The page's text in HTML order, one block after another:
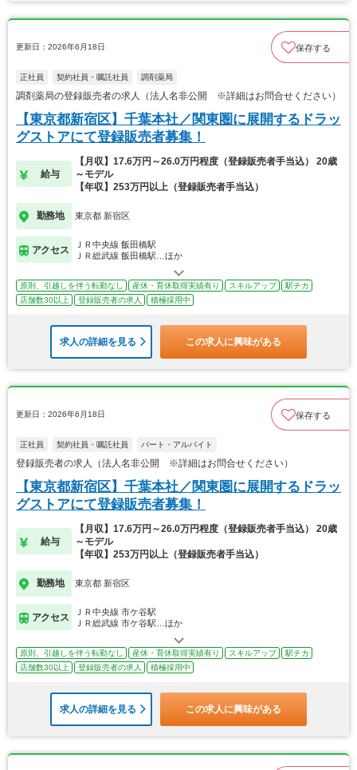
更新日：2026年6月18日 保存する
正社員 契約社員・嘱託社員 調剤薬局
調剤薬局の登録販売者の求人（法人名非公開 ※詳細はお問合せください）
【東京都新宿区】千葉本社／関東圏に展開するドラッ
グストアにて登録販売者募集！
給与
【月収】17.6万円～26.0万円程度（登録販売者手当込） 20歳
～モデル
【年収】253万円以上（登録販売者手当込）
勤務地 東京都 新宿区
アクセス
ＪＲ中央線 飯田橋駅
ＪＲ総武線 飯田橋駅…ほか
原則、引越しを伴う転勤なし 産休・育休取得実績有り スキルアップ
駅チカ
店舗数30以上
登録販売者の求人 積極採用中
求人の詳細を見る この求人に興味がある
更新日：2026年6月18日 保存する
正社員 契約社員・嘱託社員 パート・アルバイト
登録販売者の求人（法人名非公開 ※詳細はお問合せください）
【東京都新宿区】千葉本社／関東圏に展開するドラッ
グストアにて登録販売者募集！
給与
【月収】17.6万円～26.0万円程度（登録販売者手当込） 20歳
～モデル
【年収】253万円以上（登録販売者手当込）
勤務地 東京都 新宿区
アクセス
ＪＲ中央線 市ケ谷駅
ＪＲ総武線 市ケ谷駅…ほか
原則、引越しを伴う転勤なし 産休・育休取得実績有り スキルアップ
駅チカ
店舗数30以上
登録販売者の求人 積極採用中
求人の詳細を見る この求人に興味がある